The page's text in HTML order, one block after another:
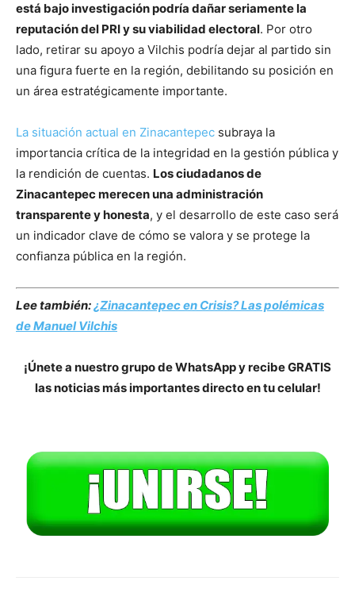
está bajo investigación podría dañar seriamente la
reputación del PRI y su viabilidad electoral. Por otro
lado, retirar su apoyo a Vilchis podría dejar al partido sin
una figura fuerte en la región, debilitando su posición en
un área estratégicamente importante.
La situación actual en Zinacantepec subraya la
importancia crítica de la integridad en la gestión pública y
la rendición de cuentas. Los ciudadanos de
Zinacantepec merecen una administración
transparente y honesta, y el desarrollo de este caso será
un indicador clave de cómo se valora y se protege la
confianza pública en la región.
Lee también:¿Zinacantepec en Crisis? Las polémicas
de Manuel Vilchis
¡Únete a nuestro grupo de WhatsApp y recibe GRATIS
las noticias más importantes directo en tu celular!